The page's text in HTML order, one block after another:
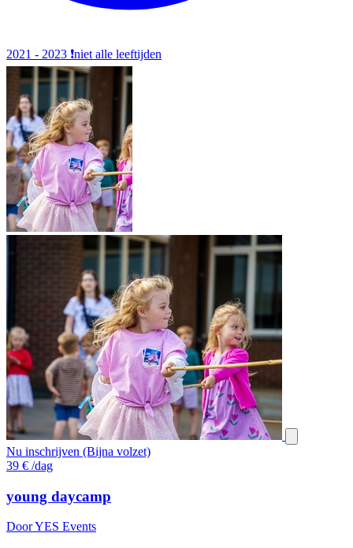
2021 - 2023 ❗️niet alle leeftijden
Nu inschrijven (Bijna volzet)
39 € /dag
young daycamp
Door YES Events